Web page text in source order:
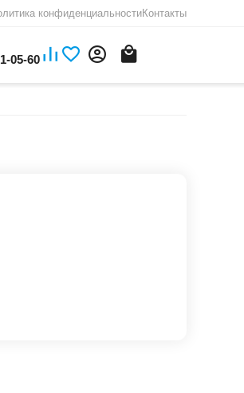
конфиденциальностиКонтакты
05-60